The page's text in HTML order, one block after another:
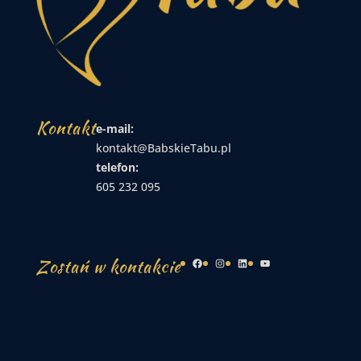
Kontakte-mail:
kontakt@BabskieTabu.pl
telefon:
605 232 095
Zostań w kontakcie Facebook
Instagram
LinkedInYouTube